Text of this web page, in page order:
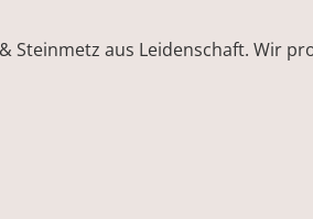
Steinmetz aus Leidenschaft. Wir